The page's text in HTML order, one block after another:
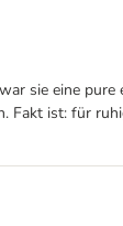
sie eine
Fakt ist: für